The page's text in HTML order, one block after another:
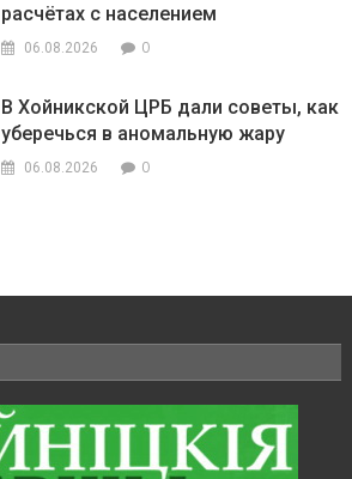
расчётах с населением
06.08.2026 0
В Хойникской ЦРБ дали советы, как
уберечься в аномальную жару
06.08.2026 0